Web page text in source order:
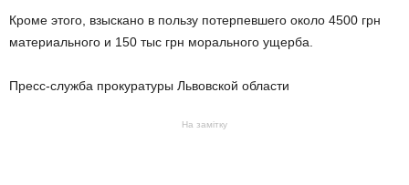
Кроме этого, взыскано в пользу потерпевшего около 4500 грн
материального и 150 тыс грн морального ущерба.
Пресс-служба прокуратуры Львовской области
На замітку